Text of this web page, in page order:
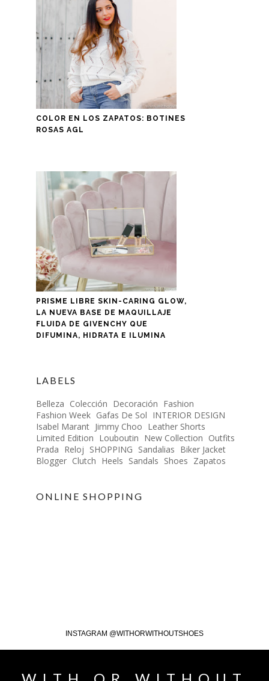
COLOR EN LOS ZAPATOS: BOTINES
ROSAS AGL
PRISME LIBRE SKIN-CARING GLOW,
LA NUEVA BASE DE MAQUILLAJE
FLUIDA DE GIVENCHY QUE
DIFUMINA, HIDRATA E ILUMINA
LABELS
Belleza Colección Decoración Fashion
Fashion Week Gafas De Sol INTERIOR DESIGN
Isabel Marant Jimmy Choo Leather Shorts
Limited Edition Louboutin New Collection Outfits
Prada Reloj SHOPPING Sandalias Biker Jacket
Blogger Clutch Heels Sandals Shoes Zapatos
ONLINE SHOPPING
INSTAGRAM @WITHORWITHOUTSHOES